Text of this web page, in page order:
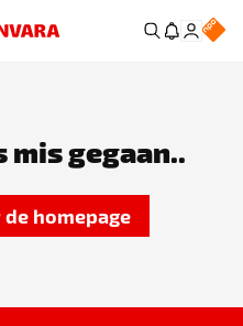
mis gegaan..
homepage